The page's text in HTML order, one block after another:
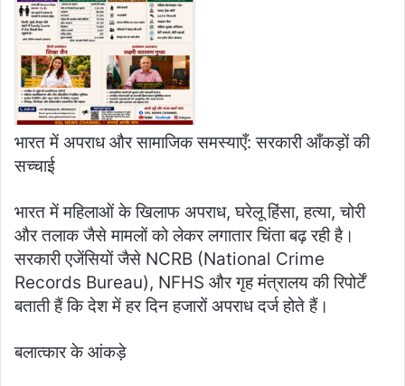
भारत में अपराध और सामाजिक समस्याएँ: सरकारी आँकड़ों की
सच्चाई
भारत में महिलाओं के खिलाफ अपराध, घरेलू हिंसा, हत्या, चोरी
और तलाक जैसे मामलों को लेकर लगातार चिंता बढ़ रही है।
सरकारी एजेंसियों जैसे NCRB (National Crime
Records Bureau), NFHS और गृह मंत्रालय की रिपोर्टें
बताती हैं कि देश में हर दिन हजारों अपराध दर्ज होते हैं।
बलात्कार के आंकड़े